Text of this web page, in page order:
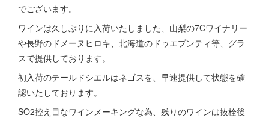
でございます。
ワインは久しぶりに入荷いたしました、山梨の7Cワイナリー
や長野のドメーヌヒロキ、北海道のドゥエプンティ等、グラ
スで提供しております。
初入荷のテールドシエルはネゴスを、早速提供して状態を確
認いたしております。
SO2控え目なワインメーキングな為、残りのワインは抜栓後